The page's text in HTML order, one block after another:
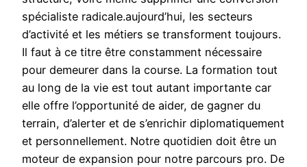
spécialiste radicale.aujourd’hui, les secteurs
d’activité et les métiers se transforment toujours.
Il faut à ce titre être constamment nécessaire
pour demeurer dans la course. La formation tout
au long de la vie est tout autant importante car
elle offre l’opportunité de aider, de gagner du
terrain, d’alerter et de s’enrichir diplomatiquement
et personnellement. Notre quotidien doit être un
moteur de expansion pour notre parcours pro. De